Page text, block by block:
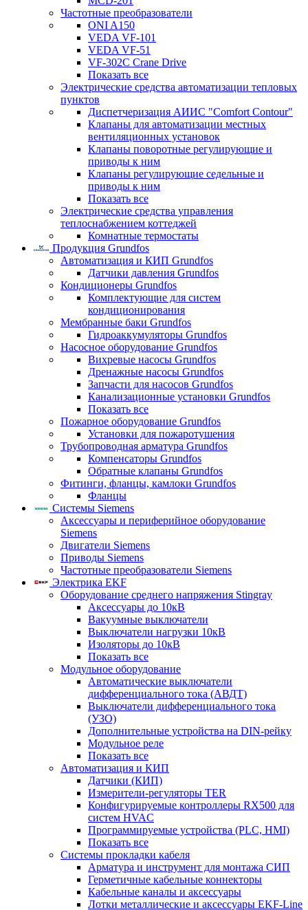
Частотные преобразователи
ONI A150
VEDA VF-101
VEDA VF-51
VF-302C Crane Drive
Показать все
Электрические средства автоматизации тепловых
пунктов
Диспетчеризация АИИС "Comfort Contour"
Клапаны для автоматизации местных
вентиляционных установок
Клапаны поворотные регулирующие и
приводы к ним
Клапаны регулирующие седельные и
приводы к ним
Показать все
Электрические средства управления
теплоснабжением коттеджей
Комнатные термостаты
Продукция Grundfos
Автоматизация и КИП Grundfos
Датчики давления Grundfos
Кондиционеры Grundfos
Комплектующие для систем
кондиционирования
Мембранные баки Grundfos
Гидроаккумуляторы Grundfos
Насосное оборудование Grundfos
Вихревые насосы Grundfos
Дренажные насосы Grundfos
Запчасти для насосов Grundfos
Канализационные установки Grundfos
Показать все
Пожарное оборудование Grundfos
Установки для пожаротушения
Трубопроводная арматура Grundfos
Компенсаторы Grundfos
Обратные клапаны Grundfos
Фитинги, фланцы, камлоки Grundfos
Фланцы
Системы Siemens
Аксессуары и периферийное оборудование
Siemens
Двигатели Siemens
Приводы Siemens
Частотные преобразователи Siemens
Электрика EKF
Оборудование среднего напряжения Stingray
Аксессуары до 10кВ
Вакуумные выключатели
Выключатели нагрузки 10кВ
Изоляторы до 10кВ
Показать все
Модульное оборудование
Автоматические выключатели
дифференциального тока (АВДТ)
Выключатели дифференциального тока
(УЗО)
Дополнительные устройства на DIN-рейку
Модульное реле
Показать все
Автоматизация и КИП
Датчики (КИП)
Измерители-регуляторы TER
Конфигурируемые контроллеры RX500 для
систем HVAC
Программируемые устройства (PLC, HMI)
Показать все
Системы прокладки кабеля
Арматура и инструмент для монтажа СИП
Герметичные кабельные коннекторы
Кабельные каналы и аксессуары
Лотки металлические и аксессуары EKF-Line